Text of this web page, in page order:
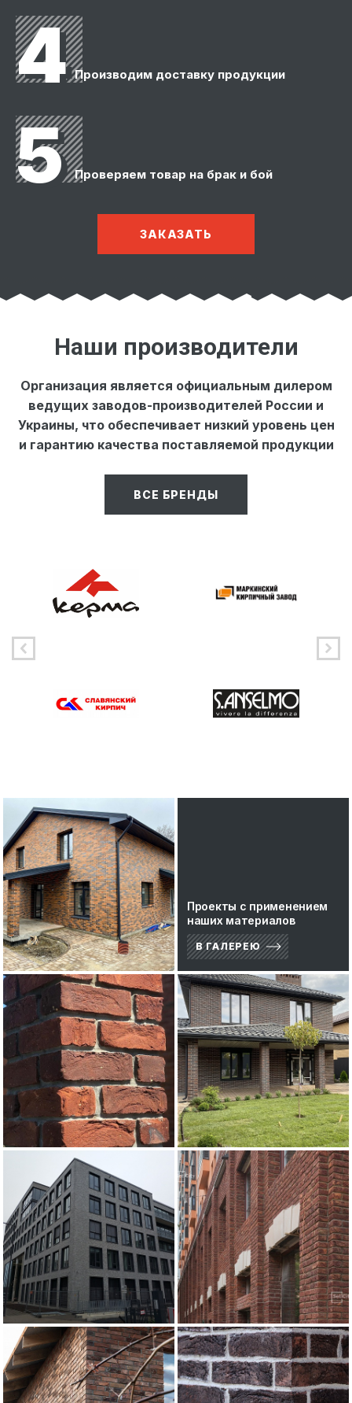
4 Производим доставку продукции
5 Проверяем товар на брак и бой
ЗАКАЗАТЬ
Наши производители
Организация является официальным дилером
ведущих заводов-производителей России и
Украины, что обеспечивает низкий уровень цен
и гарантию качества поставляемой продукции
ВСЕ БРЕНДЫ
Проекты с применением
наших материалов
В ГАЛЕРЕЮ